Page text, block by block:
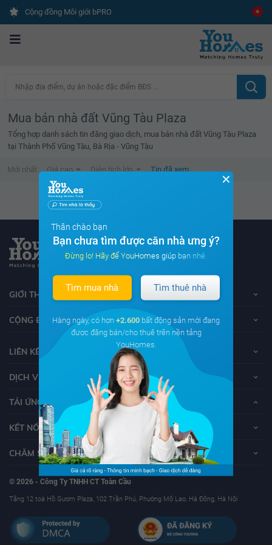
Cộng đồng Môi giới bPRO
Nhập địa điểm, dự án hoặc đặc điểm BĐS ...
Mua bán nhà đất Vũng Tàu Plaza
Tổng hợp danh sách tin đăng giao dịch, mua bán nhà đất Vũng Tàu Plaza
tại Thành Phố Vũng Tàu, Bà Rịa - Vũng Tàu
Mới nhất Giá cao Diện tích lớn Tin đã xem
Danh sách tin đã xem trống
GIỚI THIỆU VỀ YOUHOMES
CỘNG ĐỒNG YOUHOMERS
LIÊN KẾT
DỊCH VỤ KHÁCH HÀNG
TẢI ỨNG DỤNG YOUHOMES
KẾT NỐI VỚI YOUHOMES
CHĂM SÓC KHÁCH HÀNG
© 2026 - Công Ty TNHH CT Toàn Cầu
Tầng 12 toà Hồ Gươm Plaza, 102 Trần Phú, Phường Mộ Lao, Hà Đông, Hà Nội
✕
Thân chào bạn
Bạn chưa tìm được căn nhà ưng ý?
Đừng lo! Hãy để YouHomes giúp bạn nhé.
Tìm mua nhà Tìm thuê nhà
Hàng ngày, có hơn +2.600 bất động sản mới đang
được đăng bán/cho thuê trên nền tảng
YouHomes.